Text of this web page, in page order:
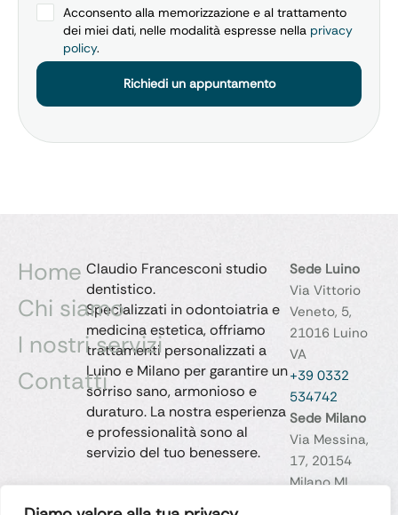
Acconsento alla memorizzazione e al trattamento
dei miei dati, nelle modalità espresse nella privacy
policy.
Richiedi un appuntamento
Home
Chi siamo
I nostri servizi
Contatti
Claudio Francesconi studio
dentistico.
Specializzati in odontoiatria e
medicina estetica, offriamo
trattamenti personalizzati a
Luino e Milano per garantire un
sorriso sano, armonioso e
duraturo. La nostra esperienza
e professionalità sono al
servizio del tuo benessere.
Sede Luino
Via Vittorio
Veneto, 5,
21016 Luino
VA
+39 0332
534742
Sede Milano
Via Messina,
17, 20154
Milano MI